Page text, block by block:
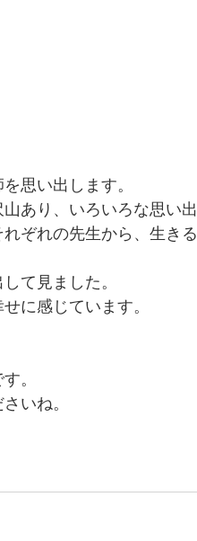
思い出します。
あり、いろいろな思い
ぞれの先生から、生き
て見ました。
に感じています。
。
いね。